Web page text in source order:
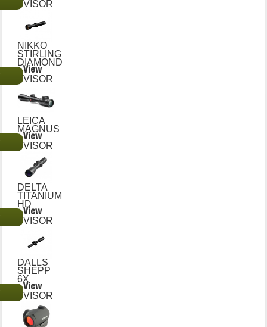
VISOR
NIKKO
STIRLING
DIAMOND
View
VISOR
LEICA
MAGNUS
View
VISOR
DELTA
TITANIUM
HD
View
VISOR
DALLS
SHEPP
6X
View
VISOR